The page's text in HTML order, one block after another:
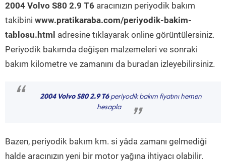
2004 Volvo S80 2.9 T6 aracınızın periyodik bakım
takibini www.pratikaraba.com/periyodik-bakim-
tablosu.html adresine tıklayarak online görüntülersiniz.
Periyodik bakımda değişen malzemeleri ve sonraki
bakım kilometre ve zamanını da buradan izleyebilirsiniz.
“ 2004 Volvo S80 2.9 T6periyodik bakım fiyatını hemen
hesapla
”
Bazen, periyodik bakım km. si yâda zamanı gelmediği
halde aracınızın yeni bir motor yağına ihtiyacı olabilir.